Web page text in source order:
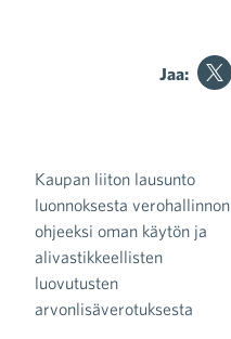
Jaa:
Artikkelien selaus
Kaupan liiton lausunto
luonnoksesta verohallinnon
ohjeeksi oman käytön ja
alivastikkeellisten
luovutusten
arvonlisäverotuksesta